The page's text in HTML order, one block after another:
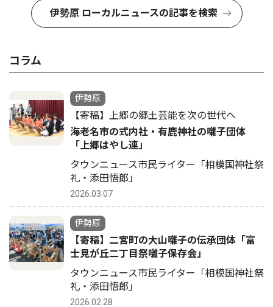
伊勢原 ローカルニュースの記事を検索
コラム
伊勢原
【寄稿】上郷の郷土芸能を次の世代へ
海老名市の式内社・有鹿神社の囃子団体
「上郷はやし連」
タウンニュース市民ライター「相模国神社祭
礼・添田悟郎」
2026.03.07
伊勢原
【寄稿】二宮町の大山囃子の伝承団体「富
士見が丘二丁目祭囃子保存会」
タウンニュース市民ライター「相模国神社祭
礼・添田悟郎」
2026.02.28